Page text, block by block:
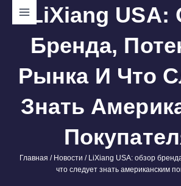
Перейти
содержимому
LiXiang USA:
Бренда,
Рынка И Что
Знать
Главная / Новости / LiXiang USA: обзор
что следует знать американским